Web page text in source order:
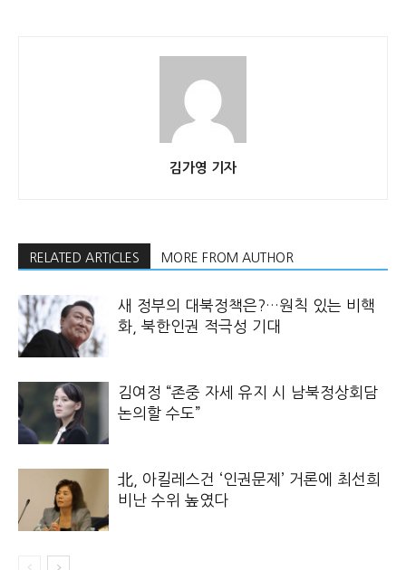
김가영 기자
RELATED ARTICLES MORE FROM AUTHOR
새 정부의 대북정책은?…원칙 있는 비핵
화, 북한인권 적극성 기대
김여정 “존중 자세 유지 시 남북정상회담
논의할 수도”
北, 아킬레스건 ‘인권문제’ 거론에 최선희
비난 수위 높였다